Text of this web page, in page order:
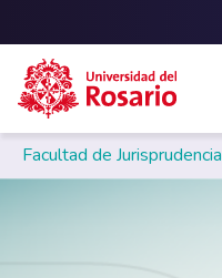
Facultad de Jurisprudencia